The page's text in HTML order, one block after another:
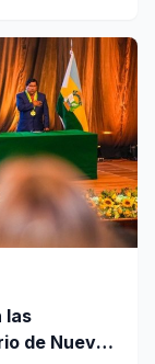
las
de Nuevo